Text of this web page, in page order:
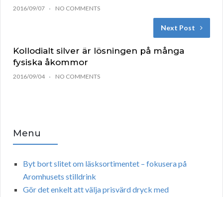
2016/09/07 NO COMMENTS
Next Post
Kollodialt silver är lösningen på många
fysiska åkommor
2016/09/04 NO COMMENTS
Menu
Byt bort slitet om läsksortimentet – fokusera på
Aromhusets stilldrink
Gör det enkelt att välja prisvärd dryck med